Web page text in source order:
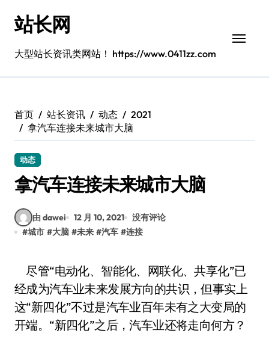
站长网
大型站长资讯类网站！ https://www.0411zz.com
首页 站长资讯 动态
2021
拿汽车连接未来城市大脑
动态
拿汽车连接未来城市大脑
由 dawei 12 月 10, 2021
没有评论
#城市 #大脑 #未来 #汽车 #连接
尽管“电动化、智能化、网联化、共享化”已
经成为汽车业未来发展方向的共识，但事实上
这“新四化”不过是汽车业百年未有之大变局的
开端。“新四化”之后，汽车业还将走向何方？